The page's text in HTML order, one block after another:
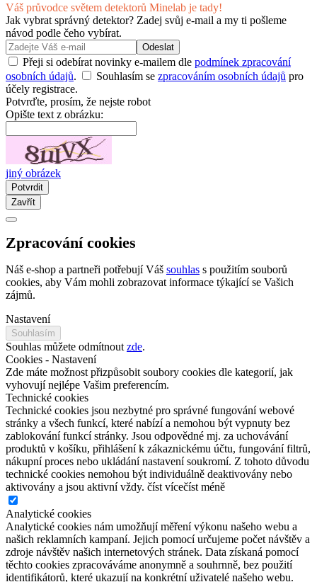
Váš průvodce světem detektorů Minelab je tady!
Jak vybrat správný detektor? Zadej svůj e-mail a my ti pošleme
návod podle čeho vybírat.
Odeslat
Přeji si odebírat novinky e-mailem dle podmínek zpracování
osobních údajů. Souhlasím se zpracováním osobních údajů pro
účely registrace.
Potvrďte, prosím, že nejste robot
Opište text z obrázku:
jiný obrázek
Potvrdit
Zavřít
Zpracování cookies
Náš e-shop a partneři potřebují Váš souhlas s použitím souborů
cookies, aby Vám mohli zobrazovat informace týkající se Vašich
zájmů.
Nastavení
Souhlasím
Souhlas můžete odmítnout zde.
Cookies - Nastavení
Zde máte možnost přizpůsobit soubory cookies dle kategorií, jak
vyhovují nejlépe Vašim preferencím.
Technické cookies
Technické cookies jsou nezbytné pro správné fungování webové
stránky a všech funkcí, které nabízí a nemohou být vypnuty bez
zablokování funkcí stránky. Jsou odpovědné mj. za uchovávání
produktů v košíku, přihlášení k zákaznickému účtu, fungování filtrů,
nákupní proces nebo ukládání nastavení soukromí. Z tohoto důvodu
technické cookies nemohou být individuálně deaktivovány nebo
aktivovány a jsou aktivní vždy. číst vícečíst méně
Analytické cookies
Analytické cookies nám umožňují měření výkonu našeho webu a
našich reklamních kampaní. Jejich pomocí určujeme počet návštěv a
zdroje návštěv našich internetových stránek. Data získaná pomocí
těchto cookies zpracováváme anonymně a souhrnně, bez použití
identifikátorů, které ukazují na konkrétní uživatelé našeho webu.